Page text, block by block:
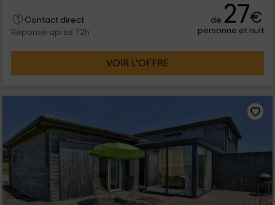
Contact direct
Réponse après 72h
de 27€
personne et nuit
VOIR L’OFFRE